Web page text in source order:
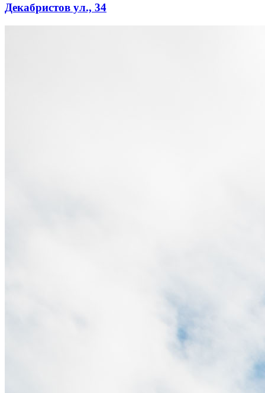
Декабристов ул., 34